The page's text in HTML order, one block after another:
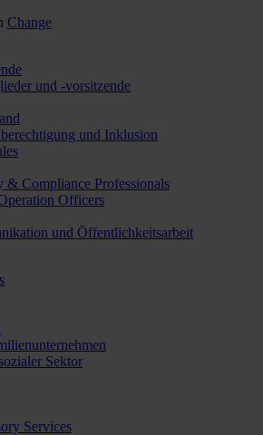
Change
und -vorsitzende
und Inklusion
& Compliance Professionals
Officers
und Öffentlichkeitsarbeit
Sektor
Services